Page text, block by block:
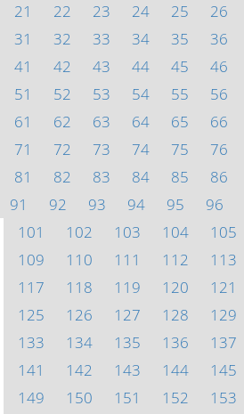
21
22 23 24 25 26
31
32 33 34 35 36
41
42 43 44 45 46
51
52 53 54 55 56
61
62 63 64 65 66
71
72 73 74 75 76
81
82 83 84 85 86
91
92 93 94 95 96
101
102 103 104 105
109
110 111 112 113
117
118 119 120 121
125
126 127 128 129
133
134 135 136 137
141
142 143 144 145
149
150 151 152 153